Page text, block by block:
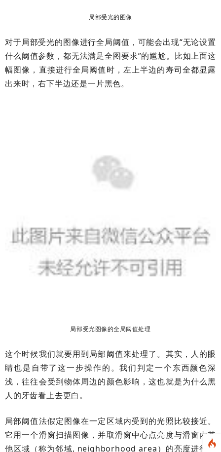
局部受光的图像
对于局部受光的图像进行全局阈值，可能会出现“无论设置
什么阈值参数，都无法满足全图要求”的尴尬。比如上面这
幅图像，直接进行全局阈值时，左上半边的寿司全都显露
出来时，右下半边还是一片黑色。
局部受光图像的全局阈值处理
这个时候我们就要用到局部阈值来处理了。其实，人的眼
睛也是自带了这一步操作的。我们判定一个东西颜色深
浅，往往会受到物体周边的颜色影响，这也就是为什么黑
人的牙齿看上去更白。
局部阈值法假定图像在一定区域内受到的光照比较接近。
它用一个滑窗扫描图像，并取滑窗中心点亮度与滑窗内其
他区域（称为邻域, neighborhood area）的亮度进行比